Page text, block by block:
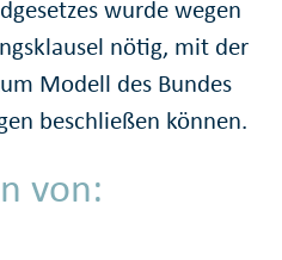
wurde wegen
nötig, mit der
Modell des Bundes
beschließen können.
von: